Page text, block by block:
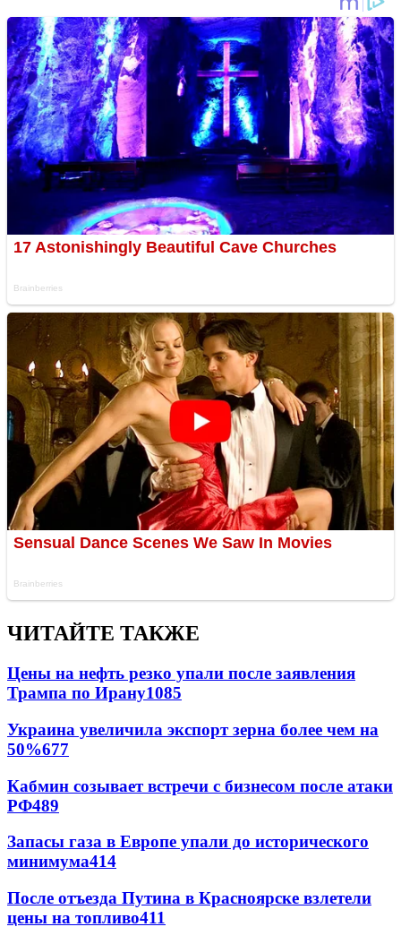
ЧИТАЙТЕ ТАКЖЕ
Цены на нефть резко упали после заявления
Трампа по Ирану1085
Украина увеличила экспорт зерна более чем на
50%677
Кабмин созывает встречи с бизнесом после атаки
РФ489
Запасы газа в Европе упали до исторического
минимума414
После отъезда Путина в Красноярске взлетели
цены на топливо411